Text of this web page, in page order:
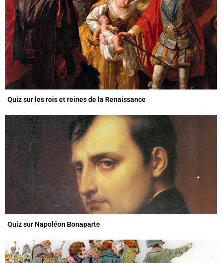
Quiz sur les rois et reines de la Renaissance
Quiz sur Napoléon Bonaparte